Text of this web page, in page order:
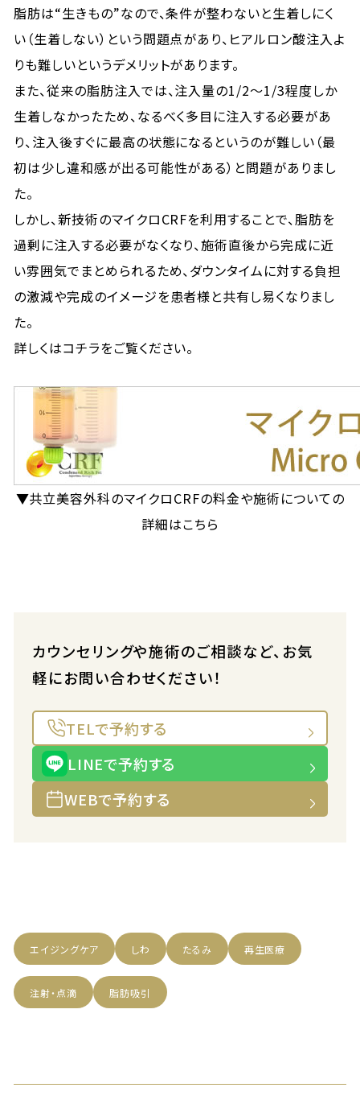
脂肪は“生きもの”なので、条件が整わないと生着しにく
い（生着しない）という問題点があり、ヒアルロン酸注入よ
りも難しいというデメリットがあります。
また、従来の脂肪注入では、注入量の1/2～1/3程度しか
生着しなかったため、なるべく多目に注入する必要があ
り、注入後すぐに最高の状態になるというのが難しい（最
初は少し違和感が出る可能性がある）と問題がありまし
た。
しかし、新技術のマイクロCRFを利用することで、脂肪を
過剰に注入する必要がなくなり、施術直後から完成に近
い雰囲気でまとめられるため、ダウンタイムに対する負担
の激減や完成のイメージを患者様と共有し易くなりまし
た。
詳しくはコチラをご覧ください。
▼共立美容外科のマイクロCRFの料金や施術についての
詳細はこちら
カウンセリングや施術のご相談など、お気
軽にお問い合わせください！
TELで予約する
LINEで予約する
WEBで予約する
エイジングケア しわ たるみ 再生医療
注射・点滴 脂肪吸引